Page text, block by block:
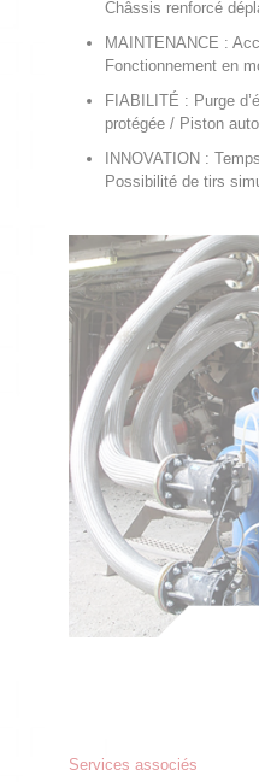
Châssis renforcé
MAINTENANCE :
Fonctionnement en
FIABILITÉ : Purge
protégée / Piston
INNOVATION :
Possibilité de tirs
Services associés